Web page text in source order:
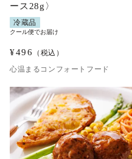
ース28g〉
冷蔵品
クール便でお届け
¥496
（税込）
心温まるコンフォートフード